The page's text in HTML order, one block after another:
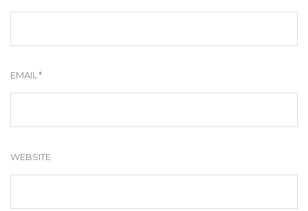
EMAIL*
WEBSITE